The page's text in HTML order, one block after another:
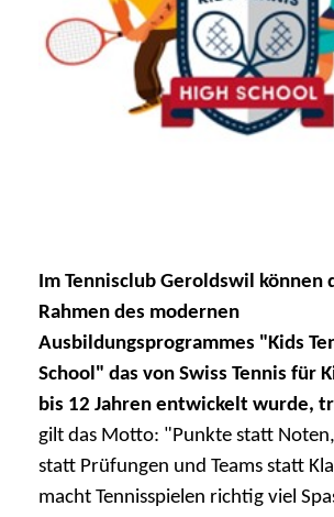
Im Tennisclub Geroldswil können
Rahmen des modernen
Ausbildungsprogrammes "Kids
School" das von Swiss Tennis für
bis 12 Jahren entwickelt wurde,
gilt das Motto: "Punkte statt
statt Prüfungen und Teams statt
macht Tennisspielen richtig viel